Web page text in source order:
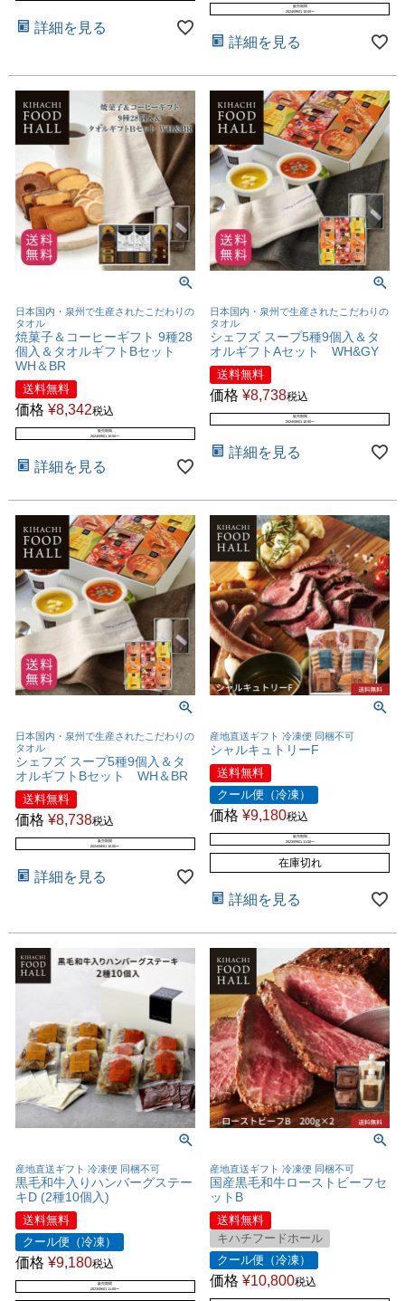
詳細を見る
販売期間
2024/09/01 10:00〜
詳細を見る
日本国内・泉州で生産されたこだわりの
タオル
焼菓子＆コーヒーギフト 9種28
個入＆タオルギフトBセット
WH＆BR
送料無料
価格 ¥8,342税込
販売期間
2024/09/01 10:00〜
詳細を見る
日本国内・泉州で生産されたこだわりの
タオル
シェフズ スープ5種9個入＆タ
オルギフトAセット WH&GY
送料無料
価格 ¥8,738税込
販売期間
2024/08/01 10:00〜
詳細を見る
日本国内・泉州で生産されたこだわりの
タオル
シェフズ スープ5種9個入＆タ
オルギフトBセット WH＆BR
送料無料
価格 ¥8,738税込
販売期間
2024/08/01 10:00〜
詳細を見る
産地直送ギフト 冷凍便 同梱不可
シャルキュトリーF
送料無料
クール便（冷凍）
価格 ¥9,180税込
販売期間
2023/09/01 11:00〜
在庫切れ
詳細を見る
産地直送ギフト 冷凍便 同梱不可
黒毛和牛入りハンバーグステー
キD (2種10個入)
送料無料
クール便（冷凍）
価格 ¥9,180税込
販売期間
2023/09/01 11:00〜
産地直送ギフト 冷凍便 同梱不可
国産黒毛和牛ローストビーフセ
ットB
送料無料
キハチフードホール
クール便（冷凍）
価格 ¥10,800税込